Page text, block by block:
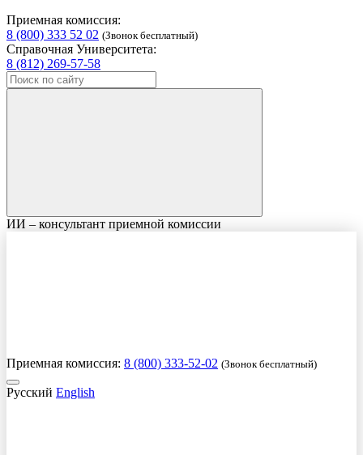
Приемная комиссия:
8 (800) 333 52 02 (Звонок бесплатный)
Справочная Университета:
8 (812) 269-57-58
ИИ – консультант приемной комиссии
Приемная комиссия: 8 (800) 333-52-02 (Звонок бесплатный)
Русский English